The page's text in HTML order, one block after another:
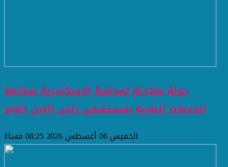
جولة مفاجئة لمحافظ الإسكندرية لمتابعة
الخدمات الطبية بمستشفى رأس التين العام
الخميس 06 أغسطس 2026 08:25 مساءً